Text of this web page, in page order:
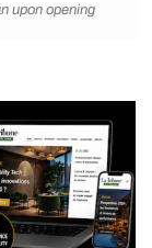
upon opening